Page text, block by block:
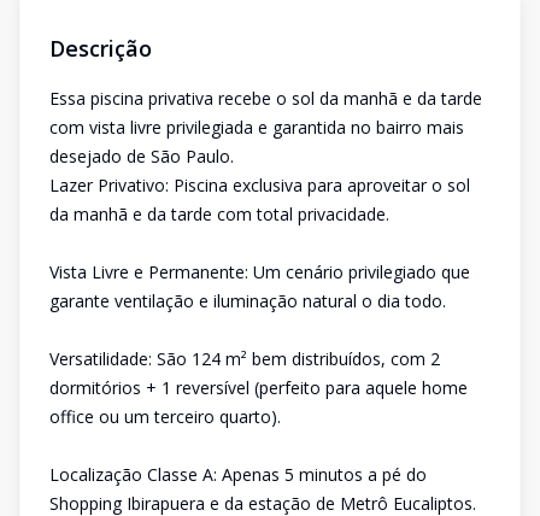
Descrição
Essa piscina privativa recebe o sol da manhã e da tarde
com vista livre privilegiada e garantida no bairro mais
desejado de São Paulo.
Lazer Privativo: Piscina exclusiva para aproveitar o sol
da manhã e da tarde com total privacidade.
Vista Livre e Permanente: Um cenário privilegiado que
garante ventilação e iluminação natural o dia todo.
Versatilidade: São 124 m² bem distribuídos, com 2
dormitórios + 1 reversível (perfeito para aquele home
office ou um terceiro quarto).
Localização Classe A: Apenas 5 minutos a pé do
Shopping Ibirapuera e da estação de Metrô Eucaliptos.